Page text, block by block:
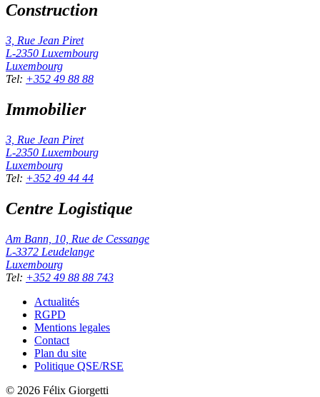
Construction
3, Rue Jean Piret
L-2350 Luxembourg
Luxembourg
Tel: +352 49 88 88
Immobilier
3, Rue Jean Piret
L-2350 Luxembourg
Luxembourg
Tel: +352 49 44 44
Centre Logistique
Am Bann, 10, Rue de Cessange
L-3372 Leudelange
Luxembourg
Tel: +352 49 88 88 743
Actualités
RGPD
Mentions legales
Contact
Plan du site
Politique QSE/RSE
© 2026 Félix Giorgetti